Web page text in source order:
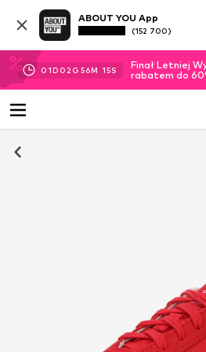
ABOUT YOU App
(152 700)
01D 02 G 56M 14S
Finał Letniej
rabatem do